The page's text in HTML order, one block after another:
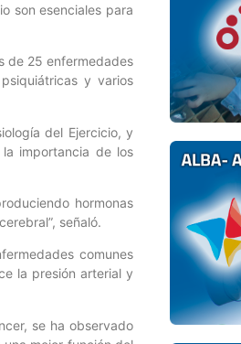
son esenciales para
de 25 enfermedades
y varios
del Ejercicio, y
importancia de los
hormonas
señaló.
comunes
la presión arterial y
se ha observado